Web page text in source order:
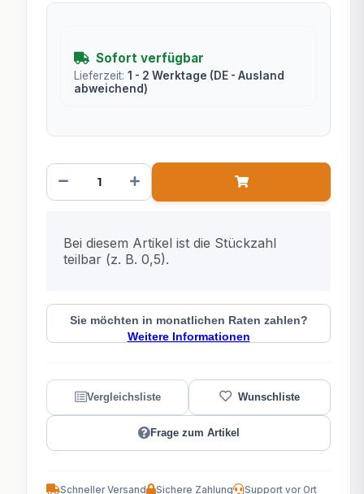
Sofort verfügbar
Lieferzeit: 1 - 2 Werktage (DE - Ausland
abweichend)
Bei diesem Artikel ist die Stückzahl
teilbar (z. B. 0,5).
Sie möchten in monatlichen Raten zahlen?
Weitere Informationen
Frage zum Artikel
Schneller Versand Sichere Zahlung Support vor Ort